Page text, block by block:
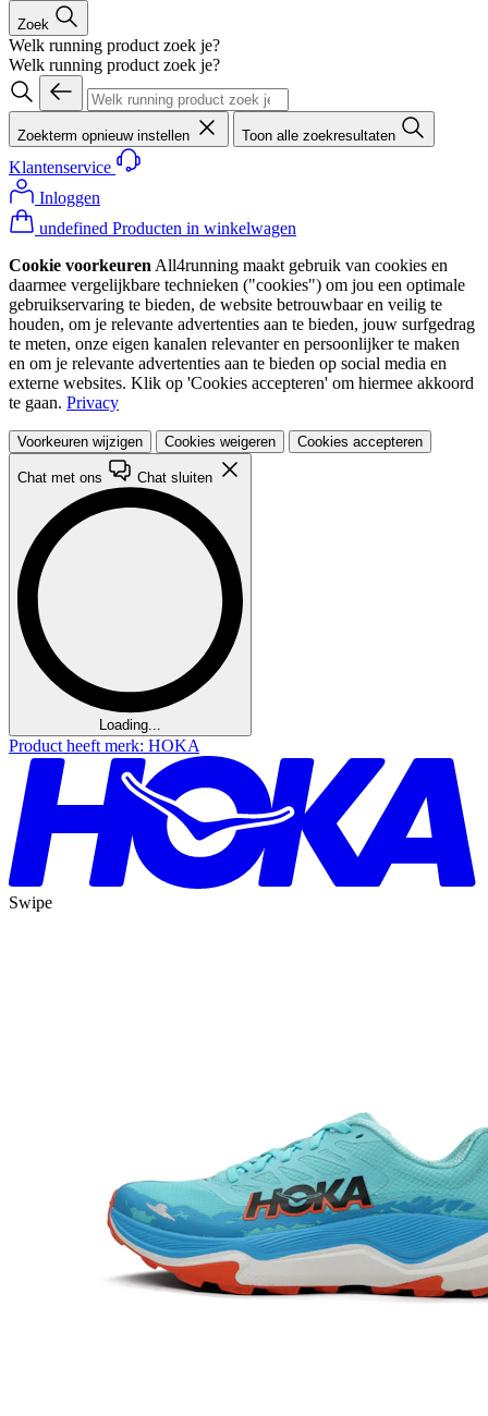
Zoek
Welk running product zoek je?
Welk running product zoek je?
Zoekterm opnieuw instellen Toon alle zoekresultaten
Klantenservice
Inloggen
undefined Producten in winkelwagen
Cookie voorkeuren All4running maakt gebruik van cookies en
daarmee vergelijkbare technieken ("cookies") om jou een optimale
gebruikservaring te bieden, de website betrouwbaar en veilig te
houden, om je relevante advertenties aan te bieden, jouw surfgedrag
te meten, onze eigen kanalen relevanter en persoonlijker te maken
en om je relevante advertenties aan te bieden op social media en
externe websites. Klik op 'Cookies accepteren' om hiermee akkoord
te gaan. Privacy
Voorkeuren wijzigen Cookies weigeren Cookies accepteren
Chat met ons Chat sluiten
Loading...
Product heeft merk: HOKA
Swipe